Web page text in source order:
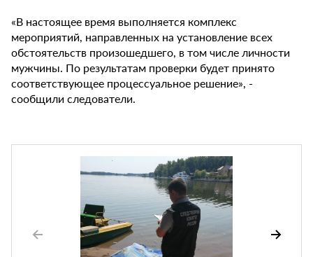
«В настоящее время выполняется комплекс
мероприятий, направленных на установление всех
обстоятельств произошедшего, в том числе личности
мужчины. По результатам проверки будет принято
соответствующее процессуальное решение», -
сообщили следователи.